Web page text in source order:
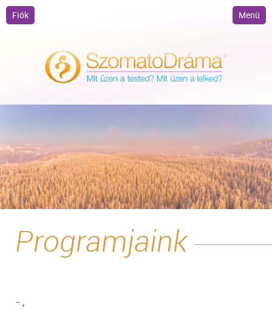
Fiók Menü
Programjaink
- ,